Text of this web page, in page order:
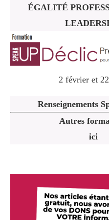
ÉGALITÉ
2 février et
Renseignements
Autres
ici